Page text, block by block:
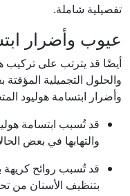
تفصيلية شاملة.
عيوب وأضرار
أيضًا قد يترتب على تركيب
والحلول التجميلية
وأضرار ابتسامة هوليود
قد تُسبب ابتسامة
والتهابها في بعض
قد تُسبب روائح كريهة
بتنظيف الأسنان من